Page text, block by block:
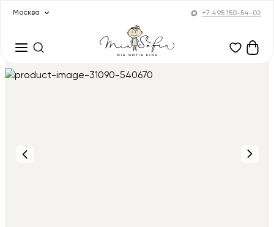
Москва +7 495 150-54-02